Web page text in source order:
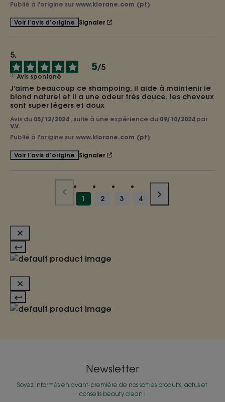
Publié à l'origine sur www.klorane.com (pt)
Voir l’avis d’origine Signaler
5/5
Avis spontané
J'aime beaucoup ce shampoing, il aide à maintenir le
blond naturel et il a une odeur très douce. les cheveux
sont super légers et doux
Avis du 05/12/2024 , suite à une expérience du 09/10/2024 par
V.V.
Publié à l'origine sur www.klorane.com (pt)
Voir l’avis d’origine Signaler
1 2 3 4
Newsletter
Soyez informés en avant-première de nos sorties produits, actus et
conseils beauty clean !